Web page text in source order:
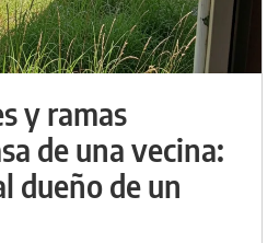
y ramas
de una vecina:
dueño de un